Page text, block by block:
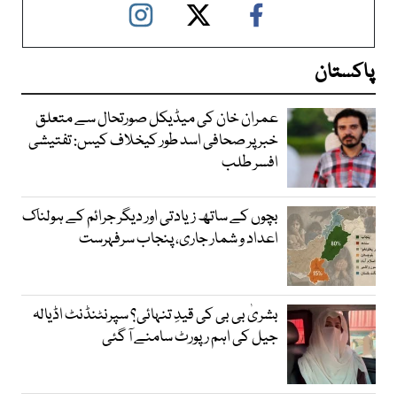
پاکستان
عمران خان کی میڈیکل صورتحال سے متعلق
خبر پر صحافی اسد طور کیخلاف کیس: تفتیشی
افسر طلب
بچوں کے ساتھ زیادتی اور دیگر جرائم کے ہولناک
اعداد و شمار جاری، پنجاب سرفہرست
بشریٰ بی بی کی قیدِ تنہائی؟ سپرنٹنڈنٹ اڈیالہ
جیل کی اہم رپورٹ سامنے آ گئی